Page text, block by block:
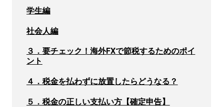
学生編
社会人編
３．要チェック！海外FXで節税するためのポイ
ント
４．税金を払わずに放置したらどうなる？
５．税金の正しい支払い方【確定申告】